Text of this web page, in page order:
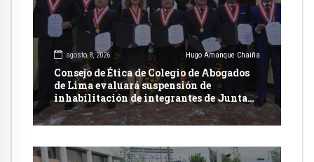
agosto 8, 2026 Hugo Amanque Chaiña
Consejo de Ética de Colegio de Abogados
de Lima evaluará suspensión de
inhabilitación de integrantes de Junta
Nacional de Justicia